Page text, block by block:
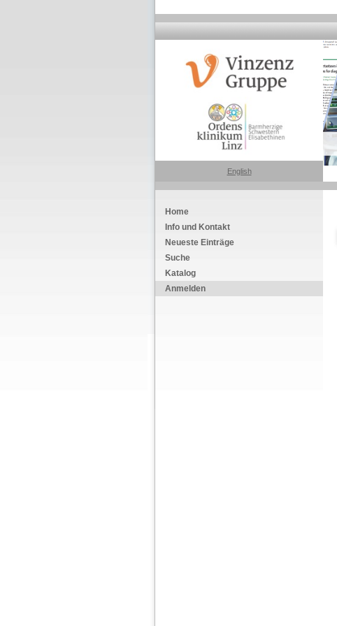
English
Home
Info und Kontakt
Neueste Einträge
Suche
Katalog
Anmelden